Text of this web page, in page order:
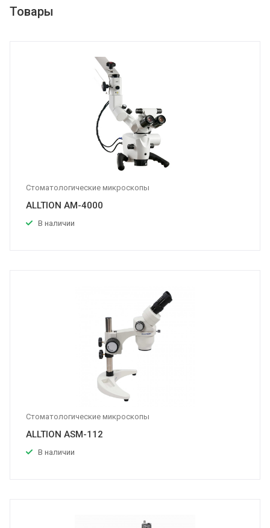
Товары
Стоматологические микроскопы
ALLTION AM-4000
В наличии
Стоматологические микроскопы
ALLTION ASM-112
В наличии